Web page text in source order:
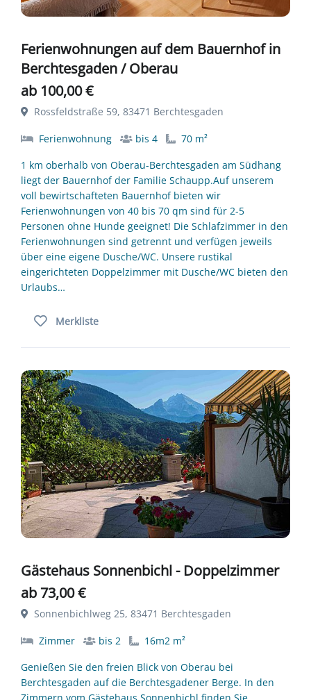
Ferienwohnungen auf dem Bauernhof in
Berchtesgaden / Oberau
ab 100,00 €
Rossfeldstraße 59, 83471 Berchtesgaden
Ferienwohnung bis 4
70 m²
1 km oberhalb von Oberau-Berchtesgaden am Südhang
liegt der Bauernhof der Familie Schaupp.Auf unserem
voll bewirtschafteten Bauernhof bieten wir
Ferienwohnungen von 40 bis 70 qm sind für 2-5
Personen ohne Hunde geeignet! Die Schlafzimmer in den
Ferienwohnungen sind getrennt und verfügen jeweils
über eine eigene Dusche/WC. Unsere rustikal
eingerichteten Doppelzimmer mit Dusche/WC bieten den
Urlaubs…
Merkliste
Gästehaus Sonnenbichl - Doppelzimmer
ab 73,00 €
Sonnenbichlweg 25, 83471 Berchtesgaden
Zimmer bis 2
16m2 m²
Genießen Sie den freien Blick von Oberau bei
Berchtesgaden auf die Berchtesgadener Berge. In den